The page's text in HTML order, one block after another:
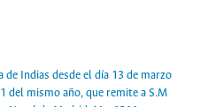
de Indias desde el día 13 de marzo
del mismo año, que remite a S.M